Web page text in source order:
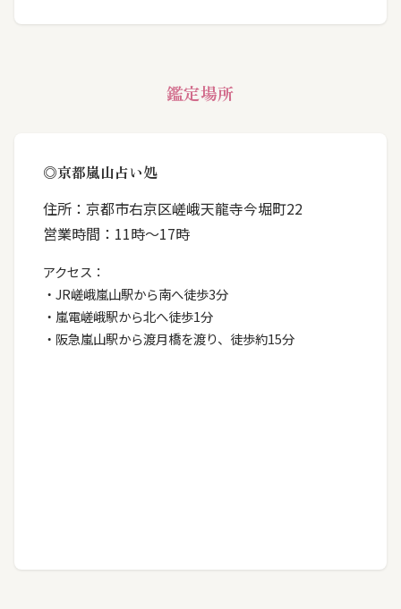
鑑定場所
◎京都嵐山占い処
住所：京都市右京区嵯峨天龍寺今堀町22
営業時間：11時～17時
アクセス：
・JR嵯峨嵐山駅から南へ徒歩3分
・嵐電嵯峨駅から北へ徒歩1分
・阪急嵐山駅から渡月橋を渡り、徒歩約15分